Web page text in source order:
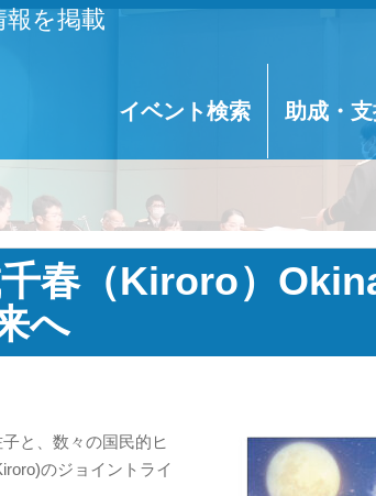
を掲載
イベント検索 助成・
春（Kiroro）
へ
と、数々の国民的ヒ
のジョイントライ